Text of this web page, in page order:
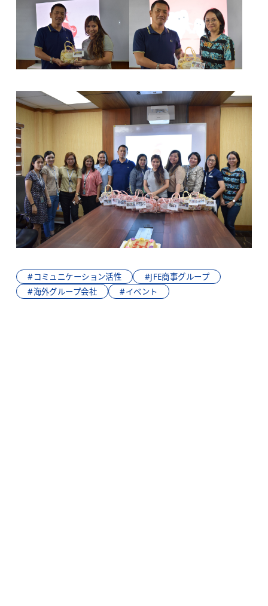
#コミュニケーション活性
#JFE商事グループ
#海外グループ会社
#イベント